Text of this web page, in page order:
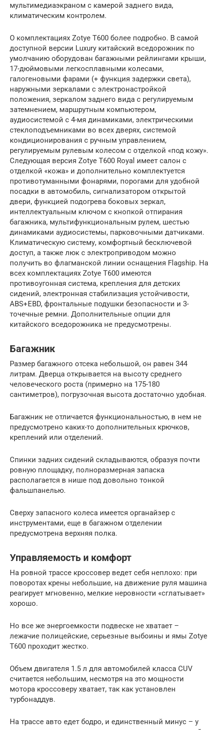
мультимедиаэкраном с камерой заднего вида,
климатическим контролем.
О комплектациях Zotye T600 более подробно. В самой
доступной версии Luxury китайский вседорожник по
умолчанию оборудован багажными рейлингами крыши,
17-дюймовыми легкосплавными колесами,
галогeновыми фарами (+ функция задержки света),
наружными зеркалами с электронастройкой
положения, зеркалом заднего вида с регулируемым
затемнением, маршрутным компьютером,
аудиосистемой с 4-мя динамиками, электрическими
стеклоподъемниками во всех дверях, системой
кондиционировaния с ручным управлением,
регулируемым рулевым колесом с отделкой «под кожу».
Следующая версия Zotye T600 Royal имеет салон с
отделкой «кожа» и дополнительно комплектуется
противотуманными фонарями, порогами для удобной
посадки в автомобиль, сигнализатором открытой
двери, функцией подогрева боковых зеркал,
интеллектуальным ключом с кнопкой отпирания
багажника, мультифункциональным рулем, шестью
динамиками аудиосистемы, парковочными датчиками.
Климатическую систему, комфортный бесключевой
доступ, а также люк с электропривoдом можно
получить во флагманской линии оснащения Flagship. На
всех комплектациях Zotye T600 имеются
противоугонная система, крепления для детских
сидений, электронная стабилизация устойчивости,
ABS+EBD, фронтальные подушки безопасности и 3-
точечные ремни. Дополнительные опции для
китайского вседорожника не предусмотрены.
Багажник
Размер багажного отсека небольшой, он равен 344
литрам. Дверца открывается на высоту среднего
человеческого роста (примерно на 175-180
сантиметров), погрузочная высота достаточно удобная.
Багажник не отличается функциональностью, в нем не
предусмотрено каких-то дополнительных крючков,
креплений или отделений.
Спинки задних сидений складываются, образуя почти
ровную площадку, полноразмерная запаска
располагается в нише под довольно тонкой
фальшпанелью.
Сверху запасного колеса имеется органайзер с
инструментами, еще в багажном отделении
предусмотрена верхняя полка.
Управляемость и комфорт
На ровной трассе кроссовер ведет себя неплохо: при
поворотах крены небольшие, на движение руля машина
реагирует мгновенно, мелкие неровности «сглатывает»
хорошо.
Но все же энергоемкости подвеске не хватает –
лежачие полицейские, серьезные выбоины и ямы Zotye
T600 проходит жестко.
Объем двигателя 1.5 л для автомобилей класса CUV
считается небольшим, несмотря на это мощности
мотора кроссоверу хватает, так как установлен
турбонаддув.
На трассе авто едет бодро, и единственный минус – у